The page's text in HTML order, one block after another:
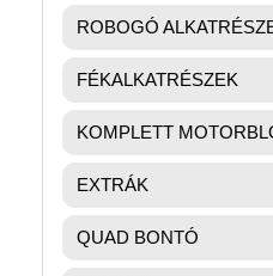
ROBOGÓ
FÉKALKATRÉSZEK
KOMPLETT
EXTRÁK
QUAD BONTÓ